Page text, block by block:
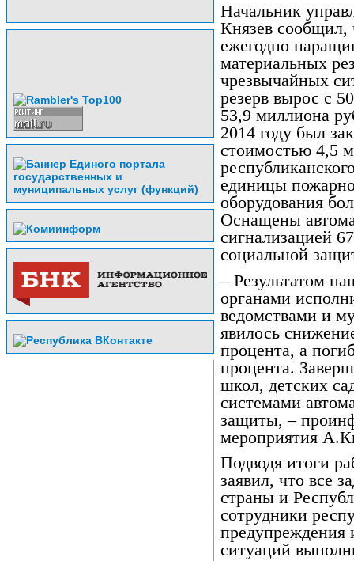
Начальник
Князев сообщил,
ежегодно
материальных
чрезвычайных
резерв вырос с
53,9 миллиона
2014 году был
стоимостью 4,5
единицы
оборудования
Оснащены
сигнализацией
социальной
– Результатом
органами
ведомствами и
явилось
процента, а
процента.
школ, детских
системами
защиты, –
мероприятия
Подводя итоги
заявил, что все
страны и
сотрудники
предупреждения
ситуаций